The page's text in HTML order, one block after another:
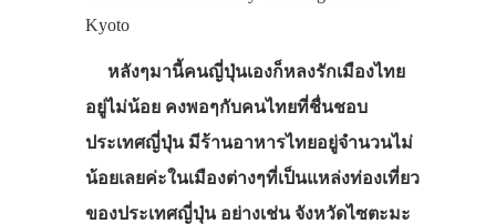
Kyoto
หลังๆมานี้คนญี่ปุ่นเองก็หลงรักเมืองไทย
อยู่ไม่น้อย คงพอๆกับคนไทยที่ชื่นชอบ
ประเทศญี่ปุ่น มีร้านอาหารไทยอยู่จำนวนไม่
น้อยเลยค่ะในเมืองต่างๆที่เป็นแหล่งท่องเที่ยว
ของประเทศญี่ปุ่น อย่างเช่น จังหวัดไซตะมะ